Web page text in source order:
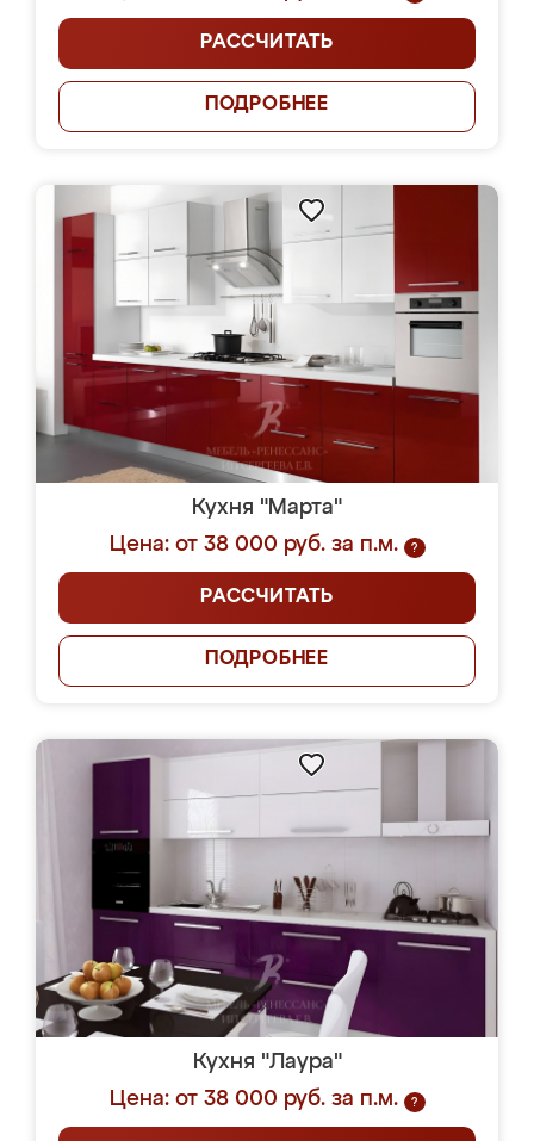
РАССЧИТАТЬ
ПОДРОБНЕЕ
Кухня "Марта"
Цена: от 38 000 руб. за п.м.
?
РАССЧИТАТЬ
ПОДРОБНЕЕ
Кухня "Лаура"
Цена: от 38 000 руб. за п.м.
?